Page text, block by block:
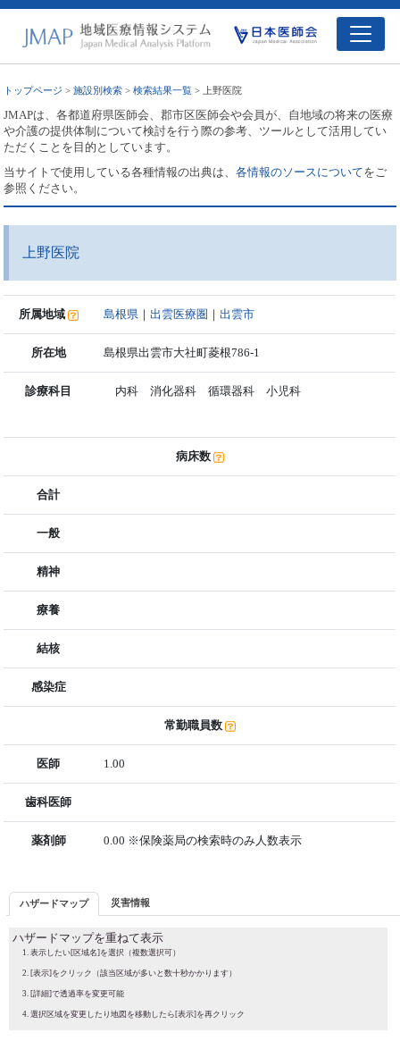
トップページ >施設別検索 >検索結果一覧 > 上野医院
JMAPは、各都道府県医師会、郡市区医師会や会員が、自地域の将来の医療
や介護の提供体制について検討を行う際の参考、ツールとして活用してい
ただくことを目的としています。
当サイトで使用している各種情報の出典は、各情報のソースについてをご
参照ください。
上野医院
所属地域 島根県 ｜出雲医療圏 ｜出雲市
所在地 島根県出雲市大社町菱根786-1
診療科目 内科 消化器科 循環器科 小児科
病床数
合計
一般
精神
療養
結核
感染症
常勤職員数
医師 1.00
歯科医師
薬剤師 0.00 ※保険薬局の検索時のみ人数表示
ハザードマップ 災害情報
ハザードマップを重ねて表示
表示したい[区域名]を選択（複数選択可）
[表示]をクリック（該当区域が多いと数十秒かかります）
[詳細]で透過率を変更可能
選択区域を変更したり地図を移動したら[表示]を再クリック